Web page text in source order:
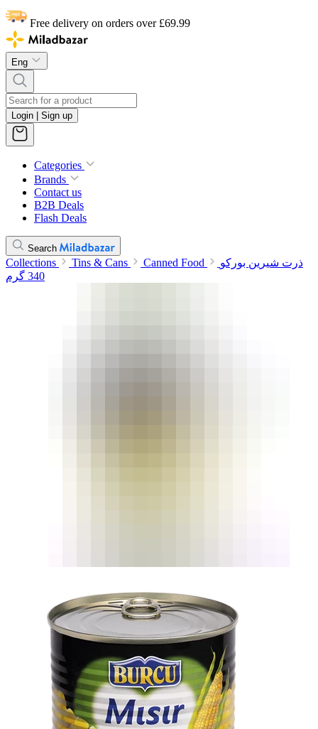
Free delivery on orders over £69.99
Eng
Login | Sign up
Categories
Brands
Contact us
B2B Deals
Flash Deals
Search
Collections Tins & Cans Canned Food
ذرت شیرین بورکو
340 گرم